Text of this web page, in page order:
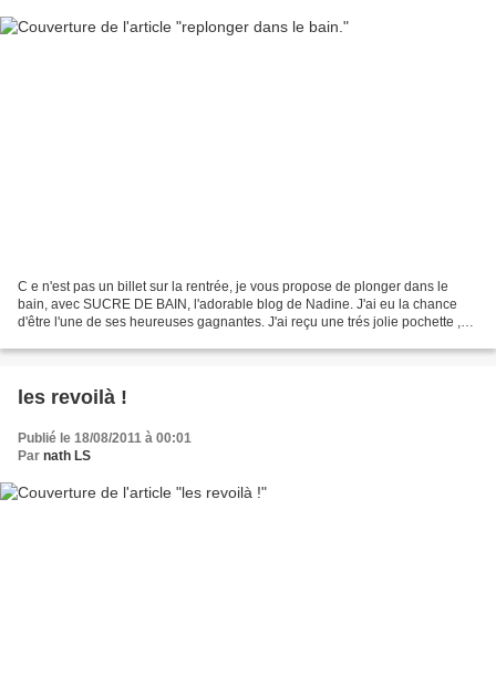
C e n'est pas un billet sur la rentrée, je vous propose de plonger dans le
bain, avec SUCRE DE BAIN, l'adorable blog de Nadine. J'ai eu la chance
d'être l'une de ses heureuses gagnantes. J'ai reçu une trés jolie pochette ,
les revoilà !
Publié le 18/08/2011 à 00:01
Par nath LS